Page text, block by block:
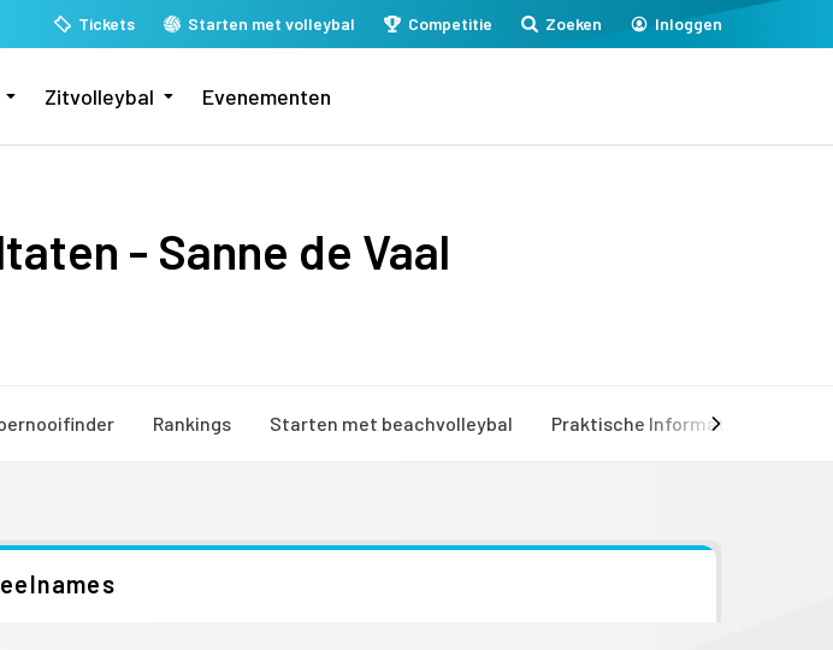
Tickets Starten met volleybal Competitie Zoeken Inloggen
Zitvolleybal Evenementen
- Sanne de Vaal
Rankings Starten met beachvolleybal Praktische Informatie